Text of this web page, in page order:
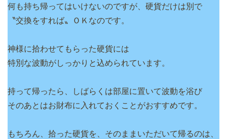
何も持ち帰ってはいけないのですが、硬貨だけは別で
〝交換をすれば〟ＯＫなのです。
神様に拾わせてもらった硬貨には
特別な波動がしっかりと込められています。
持って帰ったら、しばらくは部屋に置いて波動を浴び
そのあとはお財布に入れておくことがおすすめです。
もちろん、拾った硬貨を、そのままいただいて帰るのは、